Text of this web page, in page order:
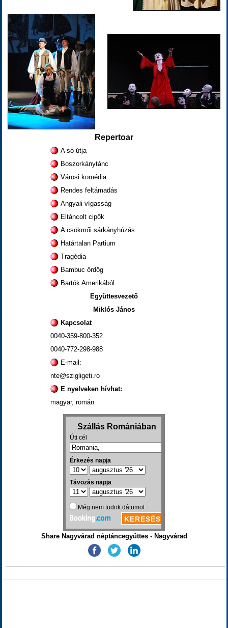
Repertoar
A só útja
Boszorkánytánc
Városi komédia
Rendes feltámadás
Angyali vígasság
Eltáncolt cipők
A csökmői sárkányhúzás
Határtalan Partium
Tragédia
Bambuc ördög
Bartók Amerikából
Együttesvezető
Miklós János
Kapcsolat
0040-359-800-352
0040-772-298-988
E-mail:
nte@szigligeti.ro
E nyelveken hívhat:
magyar, román
Share Nagyvárad néptáncegyüttes - Nagyvárad